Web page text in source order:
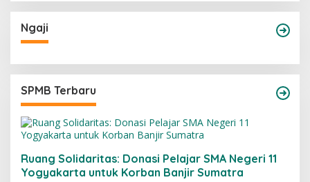
Ngaji
SPMB Terbaru
Ruang Solidaritas: Donasi Pelajar SMA Negeri 11
Yogyakarta untuk Korban Banjir Sumatra